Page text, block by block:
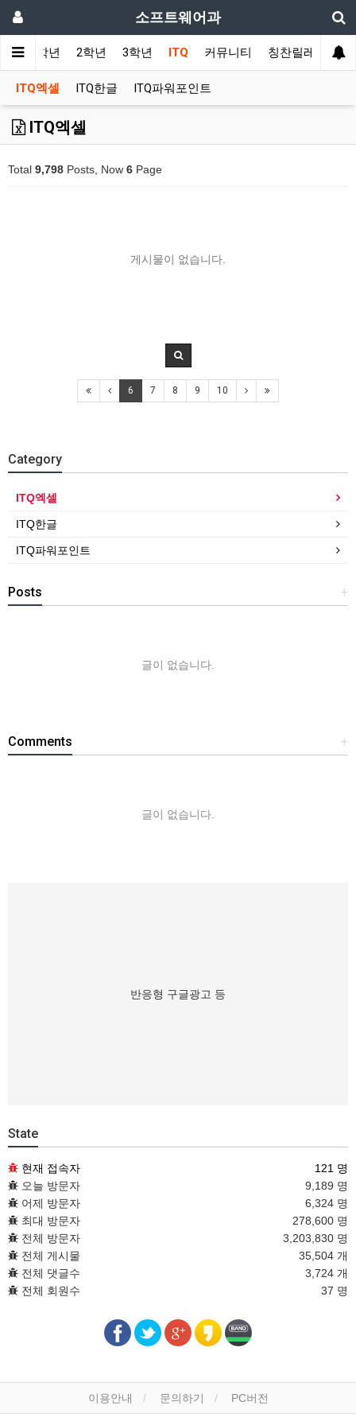
소프트웨어과
항 1학년 2학년 3학년 ITQ 커뮤니티 칭찬릴레이
ITQ엑셀 ITQ한글 ITQ파워포인트
ITQ엑셀
Total 9,798 Posts, Now 6 Page
게시물이 없습니다.
6 7 8 9 10
Category
ITQ엑셀
ITQ한글
ITQ파워포인트
+
Posts
글이 없습니다.
+
Comments
글이 없습니다.
반응형 구글광고 등
State
현재 접속자
121 명
오늘 방문자
9,189 명
어제 방문자
6,324 명
최대 방문자
278,600 명
전체 방문자
3,203,830 명
전체 게시물
35,504 개
전체 댓글수
3,724 개
전체 회원수
37 명
이용안내 문의하기 PC버전